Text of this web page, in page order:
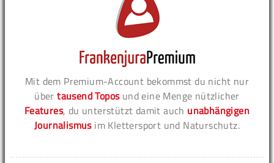
Mit dem Premium-Account bekommst du nicht nur
übertausend Toposund eine Menge nützlicher
Features, du unterstützt damit auch unabhängigen
Journalismusim Klettersport und Naturschutz.